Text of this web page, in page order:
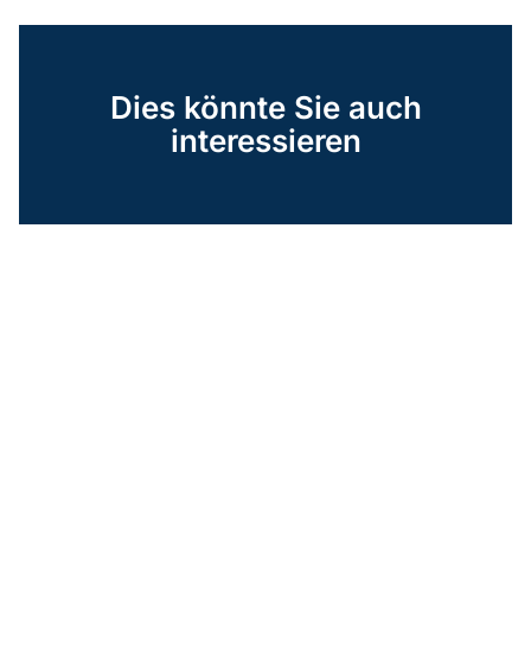
Dies könnte Sie auch
interessieren